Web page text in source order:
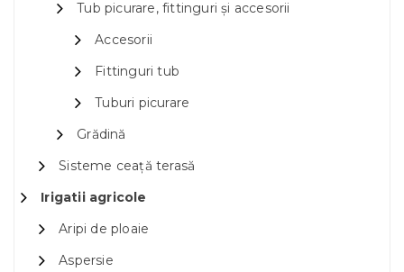
Tub picurare, fittinguri și accesorii
Accesorii
Fittinguri tub
Tuburi picurare
Grădină
Sisteme ceață terasă
Irigatii agricole
Aripi de ploaie
Aspersie